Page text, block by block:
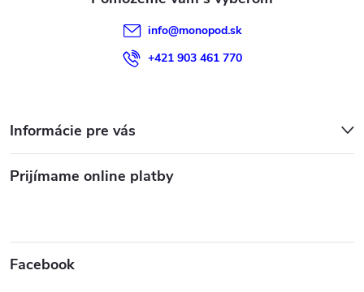
info@monopod.sk
+421 903 461 770
Informácie pre vás
Prijímame online platby
Facebook